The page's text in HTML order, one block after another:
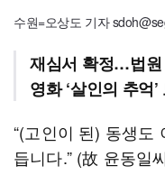
수원=오상도 기자
재심서 확정…법원
영화 ‘살인의 추억
“(고인이 된) 동생도
듭니다.” (故 윤동일